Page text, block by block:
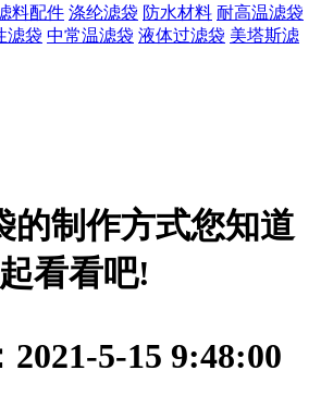
料配件 涤纶滤袋 防水材料 耐高温滤袋
滤袋 中常温滤袋 液体过滤袋 美塔斯滤
的制作方式您知道
看看吧!
5-15 9:48:00